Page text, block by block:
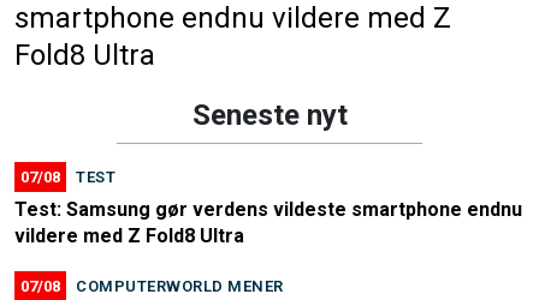
smartphone endnu vildere med Z
Fold8 Ultra
Seneste nyt
07/08 TEST
Test: Samsung gør verdens vildeste smartphone endnu
vildere med Z Fold8 Ultra
07/08 COMPUTERWORLD MENER